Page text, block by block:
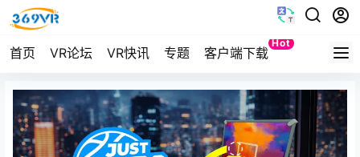
首页 VR论坛 VR快讯 专题 客户端下载
Hot
Quest